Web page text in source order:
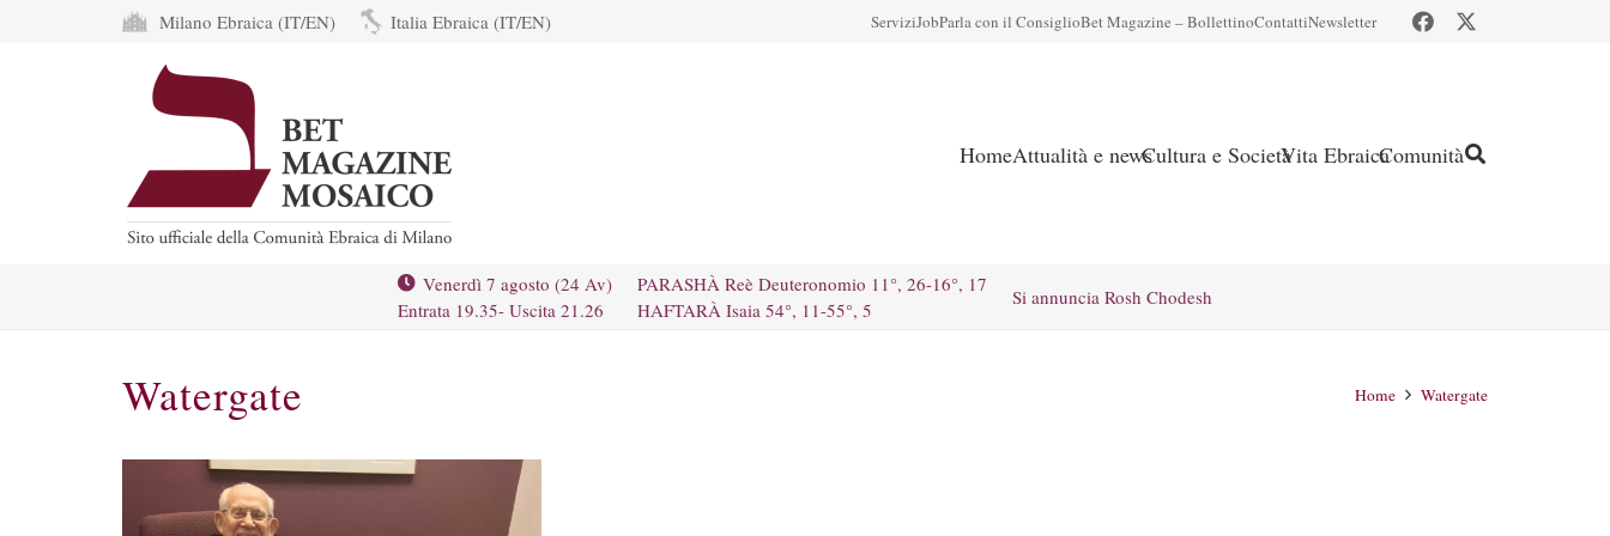
Milano Ebraica (IT/EN) Italia Ebraica (IT/EN) ServiziJobParla con il ConsiglioBet Magazine – BollettinoContattiNewsletter
HomeAttualità e newsCultura e SocietàVita EbraicaComunità
Venerdì 7 agosto (24 Av)
Entrata 19.35- Uscita 21.26
PARASHÀ Reè Deuteronomio 11°, 26-16°, 17
HAFTARÀ Isaia 54°, 11-55°, 5
Si annuncia Rosh Chodesh
Watergate Home Watergate